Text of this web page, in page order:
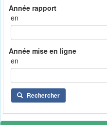
en
en
Rechercher